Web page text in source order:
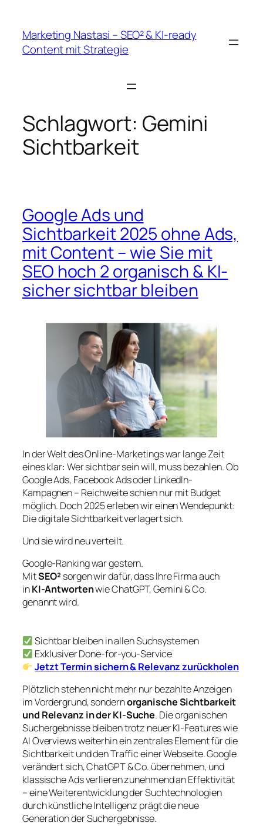
springen
Marketing Nastasi – SEO² & KI-ready
Content mit Strategie
Schlagwort: Gemini
Sichtbarkeit
Google Ads und
Sichtbarkeit 2025 ohne Ads,
mit Content – wie Sie mit
SEO hoch 2 organisch & KI-
sicher sichtbar bleiben
In der Welt des Online-Marketings war lange Zeit
eines klar: Wer sichtbar sein will, muss bezahlen. Ob
Google Ads, Facebook Ads oder LinkedIn-
Kampagnen – Reichweite schien nur mit Budget
möglich. Doch 2025 erleben wir einen Wendepunkt:
Die digitale Sichtbarkeit verlagert sich.
Und sie wird neu verteilt.
Google-Ranking war gestern.
MitSEO² sorgen wir dafür, dass Ihre Firma auch
inKI-Antwortenwie ChatGPT, Gemini & Co.
genannt wird.
Sichtbar bleiben in allen Suchsystemen
Exklusiver Done-for-you-Service
Jetzt Termin sichern & Relevanz zurückholen
Plötzlich stehen nicht mehr nur bezahlte Anzeigen
im Vordergrund, sondernorganische Sichtbarkeit
und Relevanz in der KI-Suche. Die organischen
Suchergebnisse bleiben trotz neuer KI-Features wie
AI Overviews weiterhin ein zentrales Element für die
Sichtbarkeit und den Traffic einer Webseite. Google
verändert sich, ChatGPT & Co. übernehmen, und
klassische Ads verlieren zunehmend an Effektivität
– eine Weiterentwicklung der Suchtechnologien
durch künstliche Intelligenz prägt die neue
Generation der Suchergebnisse.